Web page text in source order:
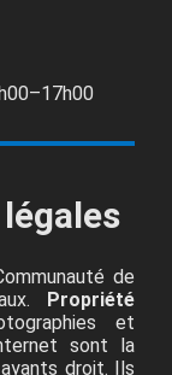
de
Propriété
et
sont la
droit. Ils